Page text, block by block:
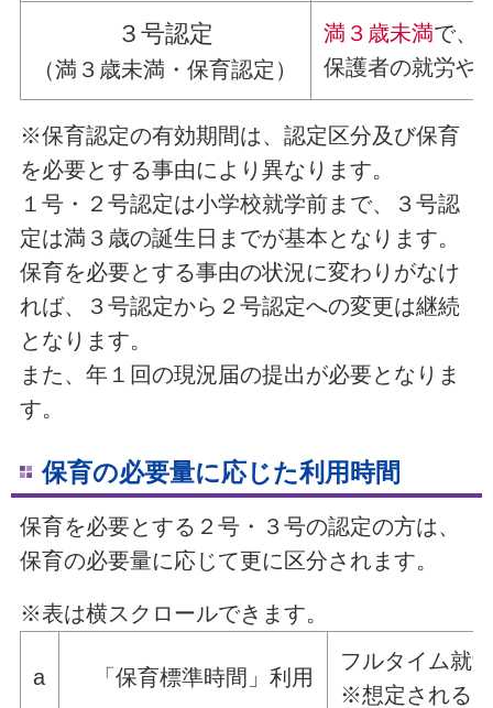
３号認定
（満３歳未満・保育認定）
満３歳未満で、
保護者の就労や
※保育認定の有効期間は、認定区分及び保育
を必要とする事由により異なります。
１号・２号認定は小学校就学前まで、３号認
定は満３歳の誕生日までが基本となります。
保育を必要とする事由の状況に変わりがなけ
れば、３号認定から２号認定への変更は継続
となります。
また、年１回の現況届の提出が必要となりま
す。
保育の必要量に応じた利用時間
保育を必要とする２号・３号の認定の方は、
保育の必要量に応じて更に区分されます。
※表は横スクロールできます。
a 「保育標準時間」利用
フルタイム就
※想定される